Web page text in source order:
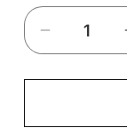
Reducir
cantidad
para
para